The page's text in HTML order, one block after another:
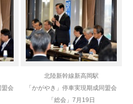
盟会
北陸新幹線新高岡駅
「かがやき」停車実現期成同盟会
「総会」 7月19日